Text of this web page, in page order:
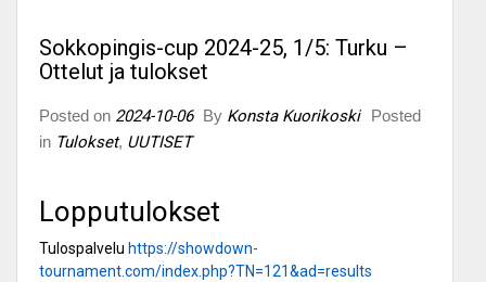
Sokkopingis-cup 2024-25, 1/5: Turku –
Ottelut ja tulokset
Posted on 2024-10-06 By Konsta Kuorikoski
Posted
in Tulokset, UUTISET
Lopputulokset
Tulospalvelu https://showdown-
tournament.com/index.php?TN=121&ad=results